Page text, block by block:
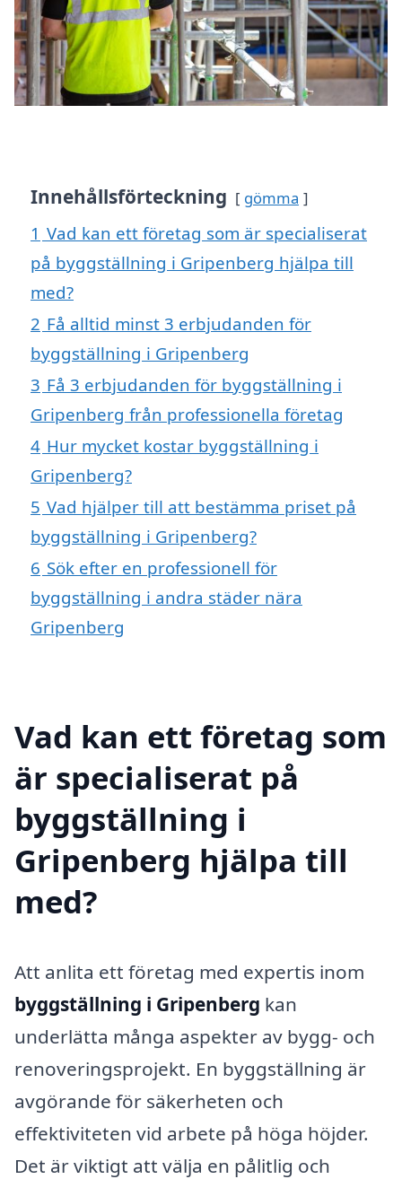
Innehållsförteckning gömma
1 Vad kan ett företag som är specialiserat
på byggställning i Gripenberg hjälpa till
med?
2 Få alltid minst 3 erbjudanden för
byggställning i Gripenberg
3 Få 3 erbjudanden för byggställning i
Gripenberg från professionella företag
4 Hur mycket kostar byggställning i
Gripenberg?
5 Vad hjälper till att bestämma priset på
byggställning i Gripenberg?
6 Sök efter en professionell för
byggställning i andra städer nära
Gripenberg
Vad kan ett företag som
är specialiserat på
byggställning i
Gripenberg hjälpa till
med?
Att anlita ett företag med expertis inom
byggställning i Gripenberg kan
underlätta många aspekter av bygg- och
renoveringsprojekt. En byggställning är
avgörande för säkerheten och
effektiviteten vid arbete på höga höjder.
Det är viktigt att välja en pålitlig och